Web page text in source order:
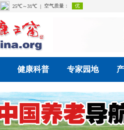
健康科普 专家园地